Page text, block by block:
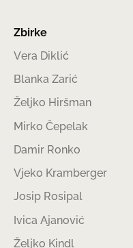
Zbirke
Vera Diklić
Blanka Zarić
Željko Hiršman
Mirko Čepelak
Damir Ronko
Vjeko Kramberger
Josip Rosipal
Ivica Ajanović
Željko Kindl